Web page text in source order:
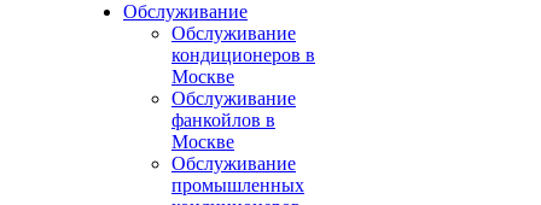
Обслуживание
Обслуживание
кондиционеров в
Москве
Обслуживание
фанкойлов в
Москве
Обслуживание
промышленных